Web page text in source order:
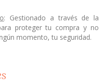
: Gestionado a través de la
proteger tu compra y no
momento, tu seguridad.